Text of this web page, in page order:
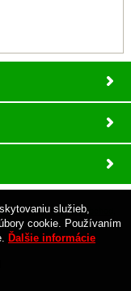
eshopu cez UNIobchod
služieb,
cookie. Používaním
Ďalšie informácie